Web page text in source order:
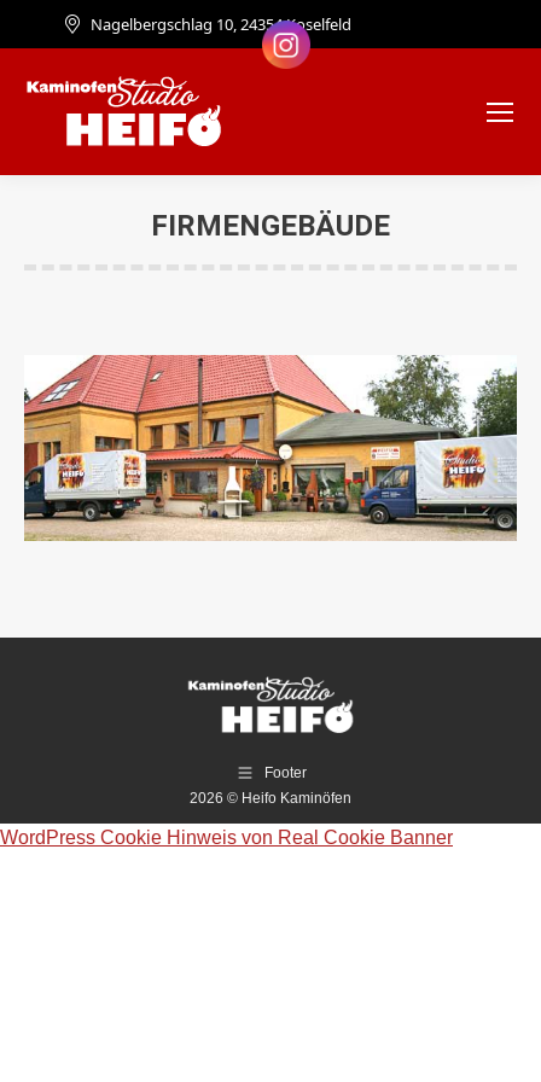
Nagelbergschlag 10, 24354 Koselfeld
FIRMENGEBÄUDE
Footer
2026 © Heifo Kaminöfen
WordPress Cookie Hinweis von Real Cookie Banner